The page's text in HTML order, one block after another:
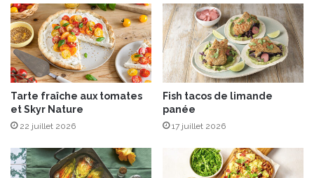
R
:
L
a
L
o
i
r
e
u
c
Tarte fraîche aux tomates
et Skyr Nature
22 juillet 2026
Fish tacos de limande
panée
17 juillet 2026